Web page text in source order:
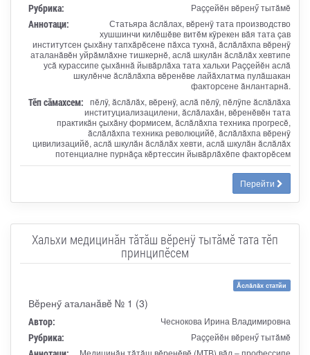
Рубрика: Раççейĕн вĕренӳ тытăмĕ
Аннотаци:
Статьяра ăслăлах, вĕренÿ тата производство
хушшинчи килĕшĕве витĕм кÿрекен вăя тата çав
институтсен çыхăну тапхăрĕсене пăхса тухнă, ăслăлăхпа вĕренÿ
аталанăвĕн уйрăмлăхне тишкернĕ, аслă шкулăн ăслăлăх хевтипе
усă курассипе çыхăннă йывăрлăха тата хальхи Раççейĕн аслă
шкулĕнче ăслăлăхпа вĕренĕве лайăхлатма пулăшакан
факторсене ăнлантарнă.
Тӗп сӑмахсем: пĕлÿ, ăслăлăх, вĕренÿ, аслă пĕлÿ, пĕлÿпе ăслăлăха
институциализацилени, ăслăлахăн, вĕренĕвĕн тата
практикăн çыхăну формисем, ăслăлăхпа техника прогресĕ,
ăслăлăхпа техника революцийĕ, ăслăлăхпа вĕренÿ
цивилизацийĕ, аслă шкулăн ăслăлăх хевти, аслă шкулăн ăслăлăх
потенциалне пурнăçа кĕртессин йывăрлăхĕпе факторĕсем
Перейти
Хальхи медицинăн тăтăш вĕренÿ тытăмĕ тата тĕп
принципĕсем
Ăслăлăх статйи
Вĕренӳ аталанăвĕ № 1 (3)
Автор: Чеснокова Ирина Владимировна
Рубрика: Раççейĕн вĕренӳ тытăмĕ
Медицинăн тăтăш вĕренĕвĕ (МТВ) вăл – профессипе